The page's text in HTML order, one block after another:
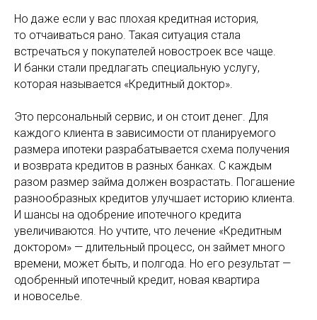
Но даже если у вас плохая кредитная история,
то отчаиваться рано. Такая ситуация стала
встречаться у покупателей новостроек все чаще.
И банки стали предлагать специальную услугу,
которая называется «Кредитный доктор».
Это персональный сервис, и он стоит денег. Для
каждого клиента в зависимости от планируемого
размера ипотеки разрабатывается схема получения
и возврата кредитов в разных банках. С каждым
разом размер займа должен возрастать. Погашение
разнообразных кредитов улучшает историю клиента.
И шансы на одобрение ипотечного кредита
увеличиваются. Но учтите, что лечение «Кредитным
доктором» — длительный процесс, он займет много
времени, может быть, и полгода. Но его результат —
одобренный ипотечный кредит, новая квартира
и новоселье.